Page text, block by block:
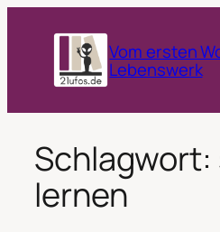
Vom ersten
Lebenswerk
Schlagwort:
lernen